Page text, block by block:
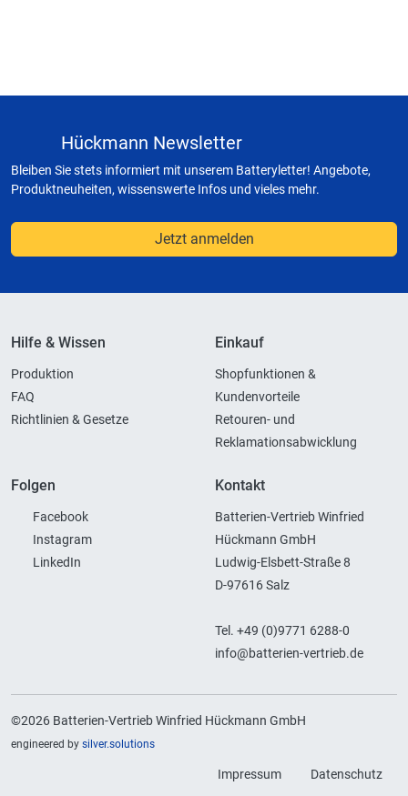
Hückmann Newsletter
Bleiben Sie stets informiert mit unserem Batteryletter! Angebote,
Produktneuheiten, wissenswerte Infos und vieles mehr.
Jetzt anmelden
Hilfe & Wissen
Produktion
FAQ
Richtlinien & Gesetze
Einkauf
Shopfunktionen &
Kundenvorteile
Retouren- und
Reklamationsabwicklung
Folgen
Facebook
Instagram
LinkedIn
Kontakt
Batterien-Vertrieb Winfried
Hückmann GmbH
Ludwig-Elsbett-Straße 8
D-97616 Salz
Tel. +49 (0)9771 6288-0
info@batterien-vertrieb.de
©2026 Batterien-Vertrieb Winfried Hückmann GmbH
engineered by silver.solutions
Impressum Datenschutz